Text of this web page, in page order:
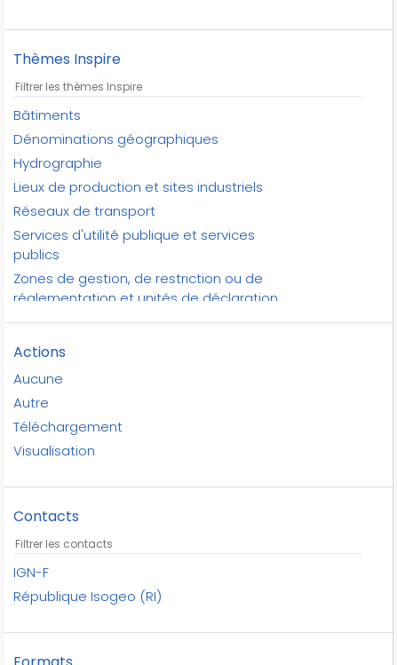
altisurfaces
aménagements relatifs aux réseaux de
aqueducs
arrêts voyageurs
ascenseurs à bateaux
autoroutes
autres forêts publiques
autres points du réseau
autres équipements
aéroports
bacs
baies
bancs
barrières
bassins
bassins fluviaux
Thèmes Inspire
Bâtiments
Dénominations géographiques
Hydrographie
Lieux de production et sites industriels
Réseaux de transport
Services d'utilité publique et services
publics
Zones de gestion, de restriction ou de
réglementation et unités de déclaration
Actions
Aucune
Autre
Téléchargement
Visualisation
Contacts
IGN-F
République Isogeo (RI)